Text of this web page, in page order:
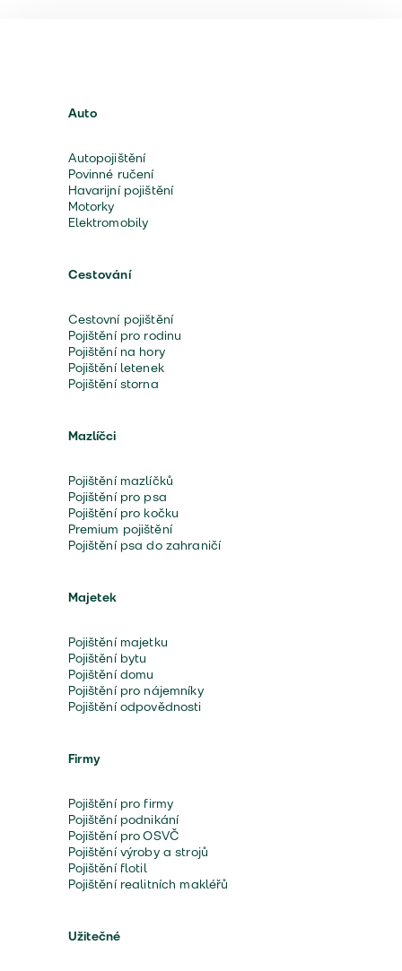
Auto
Autopojištění
Povinné ručení
Havarijní pojištění
Motorky
Elektromobily
Cestování
Cestovní pojištění
Pojištění pro rodinu
Pojištění na hory
Pojištění letenek
Pojištění storna
Mazlíčci
Pojištění mazlíčků
Pojištění pro psa
Pojištění pro kočku
Premium pojištění
Pojištění psa do zahraničí
Majetek
Pojištění majetku
Pojištění bytu
Pojištění domu
Pojištění pro nájemníky
Pojištění odpovědnosti
Firmy
Pojištění pro firmy
Pojištění podnikání
Pojištění pro OSVČ
Pojištění výroby a strojů
Pojištění flotil
Pojištění realitních makléřů
Užitečné